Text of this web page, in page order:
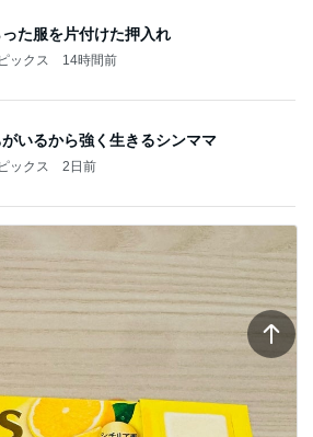
いるから強く生きるシンママ
ックス 2日前
いるレモン